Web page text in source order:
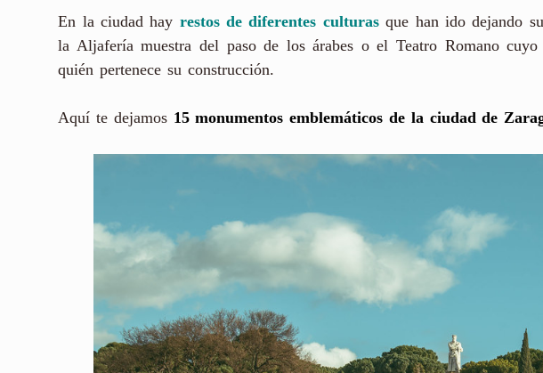
En la ciudad hay restos de diferentes culturasque han ido dejando
la Aljafería muestra del paso de los árabes o el Teatro Romano
quién pertenece su construcción.
Aquí te dejamos 15 monumentos emblemáticos de la ciudad de